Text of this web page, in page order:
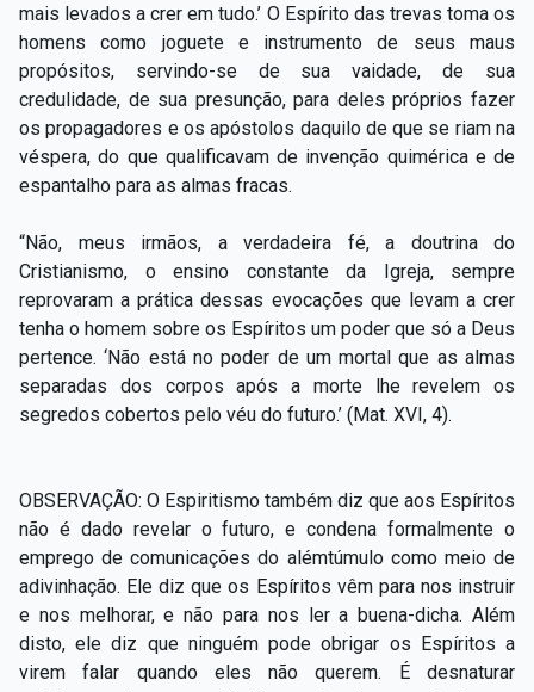
mais levados a crer em tudo.’ O Espírito das trevas toma os
homens como joguete e instrumento de seus maus
propósitos, servindo-se de sua vaidade, de sua
credulidade, de sua presunção, para deles próprios fazer
os propagadores e os apóstolos daquilo de que se riam na
véspera, do que qualificavam de invenção quimérica e de
espantalho para as almas fracas.
“Não, meus irmãos, a verdadeira fé, a doutrina do
Cristianismo, o ensino constante da Igreja, sempre
reprovaram a prática dessas evocações que levam a crer
tenha o homem sobre os Espíritos um poder que só a Deus
pertence. ‘Não está no poder de um mortal que as almas
separadas dos corpos após a morte lhe revelem os
segredos cobertos pelo véu do futuro.’ (Mat. XVI, 4).
OBSERVAÇÃO: O Espiritismo também diz que aos Espíritos
não é dado revelar o futuro, e condena formalmente o
emprego de comunicações do alémtúmulo como meio de
adivinhação. Ele diz que os Espíritos vêm para nos instruir
e nos melhorar, e não para nos ler a buena-dicha. Além
disto, ele diz que ninguém pode obrigar os Espíritos a
virem falar quando eles não querem. É desnaturar